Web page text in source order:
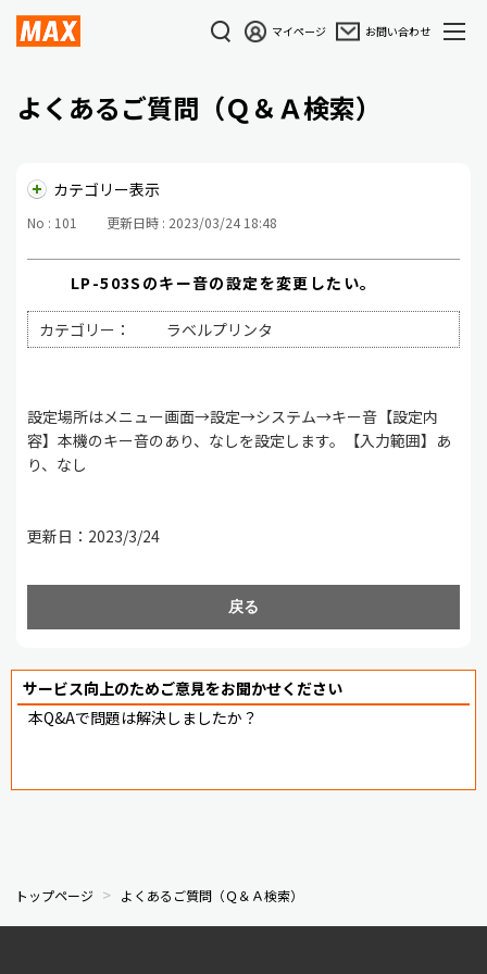
マイページ お問い合わせ
よくあるご質問（Ｑ＆Ａ検索）
カテゴリー表示
No : 101 更新日時 : 2023/03/24 18:48
LP-503Sのキー音の設定を変更したい。
カテゴリー： ラベルプリンタ
設定場所はメニュー画面→設定→システム→キー音【設定内
容】本機のキー音のあり、なしを設定します。【入力範囲】あ
り、なし
更新日：2023/3/24
戻る
サービス向上のためご意見をお聞かせください
本Q&Aで問題は解決しましたか？
トップページ よくあるご質問（Ｑ＆Ａ検索）